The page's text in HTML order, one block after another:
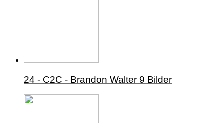
24 - C2C - Brandon Walter 9 Bilder